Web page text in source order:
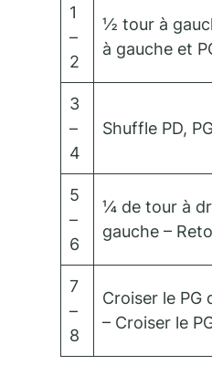
1
–
2
½ tour à
à gauche et
3
–
4
Shuffle PD,
5
–
6
¼ de tour à
gauche –
7
–
8
Croiser le PG
– Croiser le